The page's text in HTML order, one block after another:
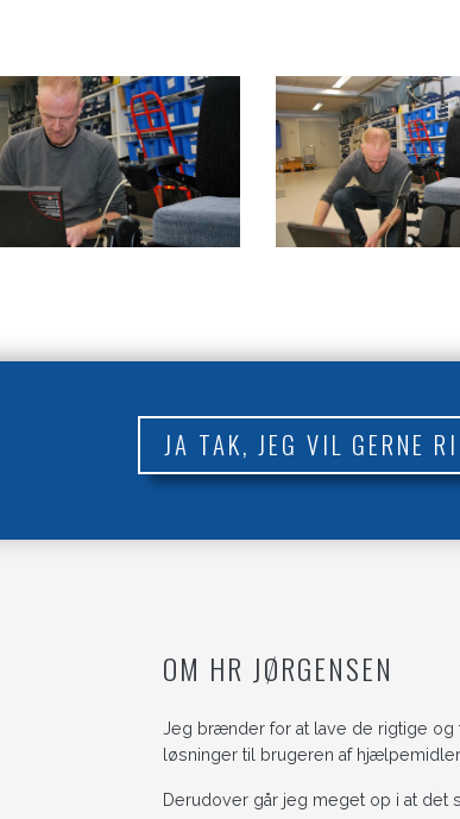
JA TAK, JEG VIL GERNE
OM HR JØRGENSEN
Jeg brænder for at lave de rigtige og
løsninger til brugeren af hjælpemidler.
Derudover går jeg meget op i at det